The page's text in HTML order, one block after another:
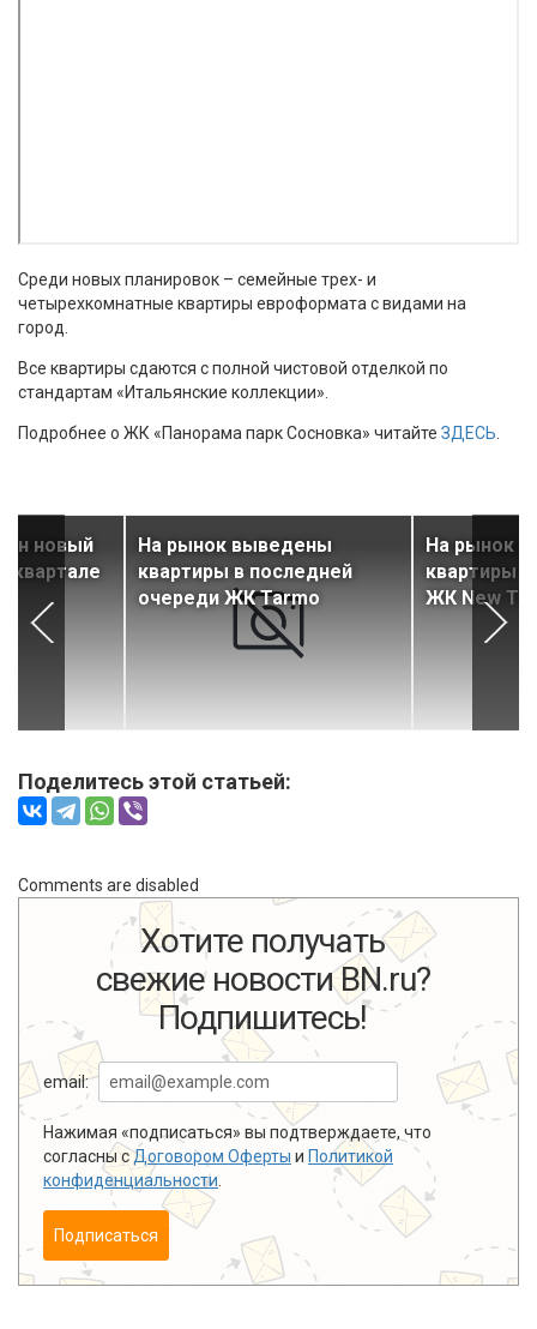
Среди новых планировок – семейные трех- и
четырехкомнатные квартиры евроформата с видами на
город.
Все квартиры сдаются с полной чистовой отделкой по
стандартам «Итальянские коллекции».
Подробнее о ЖК «Панорама парк Сосновка» читайте ЗДЕСЬ
новый
квартале
На рынок выведены
квартиры в последней
очереди ЖК Tarmo
На рынок
квартиры
ЖК New
Поделитесь этой статьей:
Comments are disabled
Хотите получать
свежие новости BN.ru?
Подпишитесь!
email:
Нажимая «подписаться» вы подтверждаете, что
согласны сДоговором Оферты и Политикой
конфиденциальности
Подписаться